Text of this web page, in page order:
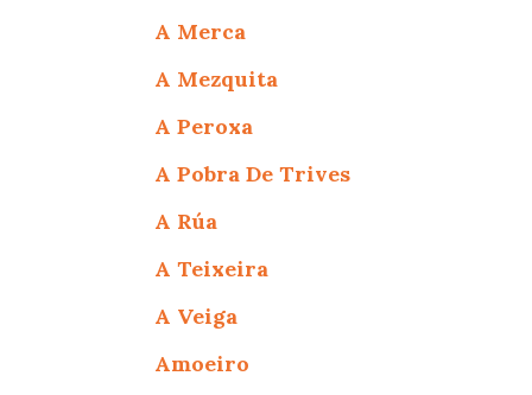
A Merca
A Mezquita
A Peroxa
A Pobra De Trives
A Rúa
A Teixeira
A Veiga
Amoeiro